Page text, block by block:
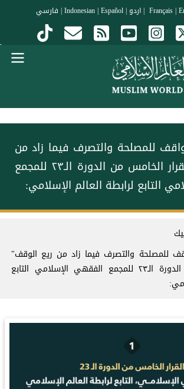
|
| اردو|
Indonesian |Español
| فارسي
للمصلحة والتصرف فيما زاد من
ريع الوقف" القرار الخامس من الدورة الـ٢٣ للمجمع
التابع لرابطة العالم الإسلامي:
للمصلحة والتصرف فيما زاد من ريع الوقف"
القرار الخامس من الدورة الـ٢٣ للمجمع الفقهي الإسلامي التابع